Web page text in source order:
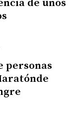
de unos
personas